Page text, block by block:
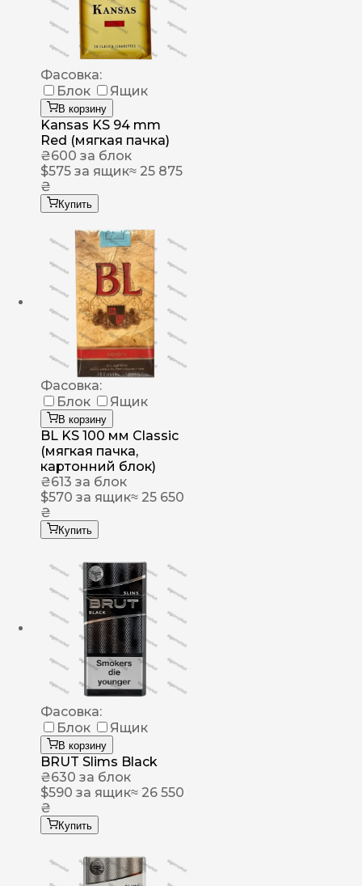
Фасовка:
Блок
Ящик
В корзину
Kansas KS 94 mm
Red (мягкая пачка)
₴600 за блок
$575 за ящик≈ 25 875
₴
Купить
Фасовка:
Блок
Ящик
В корзину
BL KS 100 мм Classic
(мягкая пачка,
картонний блок)
₴613 за блок
$570 за ящик≈ 25 650
₴
Купить
Фасовка:
Блок
Ящик
В корзину
BRUT Slims Black
₴630 за блок
$590 за ящик≈ 26 550
₴
Купить